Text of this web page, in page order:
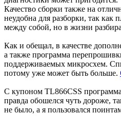
Качество сборки также на
неудобна для разборки, так как
между собой, но в жизни
Как и обещал, в качестве
а также программа
поддерживаемых микросхем.
потому уже может быть больше.
С купоном TL866CSS
правда обошелся чуть дороже,
не было, а я пользовался